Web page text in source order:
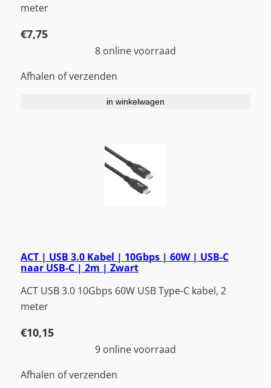
meter
€7,75
8 online voorraad
Afhalen of verzenden
in winkelwagen
ACT | USB 3.0 Kabel | 10Gbps | 60W | USB-C
naar USB-C | 2m | Zwart
ACT USB 3.0 10Gbps 60W USB Type-C kabel, 2
meter
€10,15
9 online voorraad
Afhalen of verzenden